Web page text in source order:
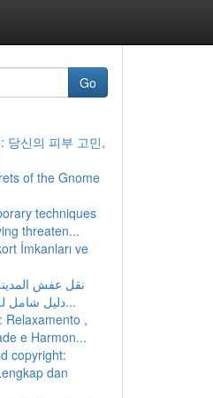
Go
당신의 피부 고민,
of the Gnome
techniques
threaten...
İmkanları ve
نقل عفش
دليل شامل للخدمات والأ...
Relaxamento ,
e Harmon...
copyright:
dan